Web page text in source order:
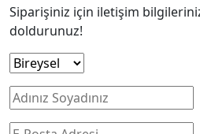
Siparişiniz için iletişim
doldurunuz!